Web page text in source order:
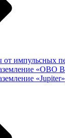
от импульсных
«OBO
«Jupiter»